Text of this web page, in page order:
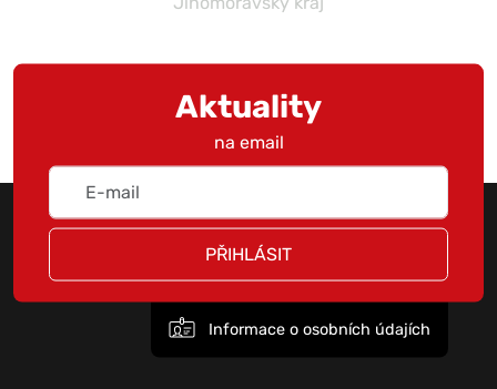
Aktuality
na email
PŘIHLÁSIT
Informace o osobních údajích